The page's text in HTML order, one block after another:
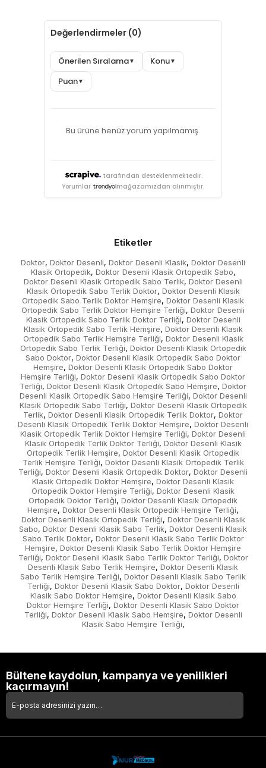
Değerlendirmeler (0)
Önerilen Sıralama▼ Konu▼
Puan▼
Bu ürüne henüz yorum yapılmamış.
tarafından desteklenmektedir.
Yorumlar
mağazamızdan alınmıştır.
Etiketler
Doktor, Doktor Desenli, Doktor Desenli Klasik, Doktor Desenli
Klasik Ortopedik, Doktor Desenli Klasik Ortopedik Sabo,
Doktor Desenli Klasik Ortopedik Sabo Terlik, Doktor Desenli
Klasik Ortopedik Sabo Terlik Doktor, Doktor Desenli Klasik
Ortopedik Sabo Terlik Doktor Hemşire, Doktor Desenli Klasik
Ortopedik Sabo Terlik Doktor Hemşire Terliği, Doktor Desenli
Klasik Ortopedik Sabo Terlik Doktor Terliği, Doktor Desenli
Klasik Ortopedik Sabo Terlik Hemşire, Doktor Desenli Klasik
Ortopedik Sabo Terlik Hemşire Terliği, Doktor Desenli Klasik
Ortopedik Sabo Terlik Terliği, Doktor Desenli Klasik Ortopedik
Sabo Doktor, Doktor Desenli Klasik Ortopedik Sabo Doktor
Hemşire, Doktor Desenli Klasik Ortopedik Sabo Doktor
Hemşire Terliği, Doktor Desenli Klasik Ortopedik Sabo Doktor
Terliği, Doktor Desenli Klasik Ortopedik Sabo Hemşire, Doktor
Desenli Klasik Ortopedik Sabo Hemşire Terliği, Doktor Desenli
Klasik Ortopedik Sabo Terliği, Doktor Desenli Klasik Ortopedik
Terlik, Doktor Desenli Klasik Ortopedik Terlik Doktor, Doktor
Desenli Klasik Ortopedik Terlik Doktor Hemşire, Doktor Desenli
Klasik Ortopedik Terlik Doktor Hemşire Terliği, Doktor Desenli
Klasik Ortopedik Terlik Doktor Terliği, Doktor Desenli Klasik
Ortopedik Terlik Hemşire, Doktor Desenli Klasik Ortopedik
Terlik Hemşire Terliği, Doktor Desenli Klasik Ortopedik Terlik
Terliği, Doktor Desenli Klasik Ortopedik Doktor, Doktor Desenli
Klasik Ortopedik Doktor Hemşire, Doktor Desenli Klasik
Ortopedik Doktor Hemşire Terliği, Doktor Desenli Klasik
Ortopedik Doktor Terliği, Doktor Desenli Klasik Ortopedik
Hemşire, Doktor Desenli Klasik Ortopedik Hemşire Terliği,
Doktor Desenli Klasik Ortopedik Terliği, Doktor Desenli Klasik
Sabo, Doktor Desenli Klasik Sabo Terlik, Doktor Desenli Klasik
Sabo Terlik Doktor, Doktor Desenli Klasik Sabo Terlik Doktor
Hemşire, Doktor Desenli Klasik Sabo Terlik Doktor Hemşire
Terliği, Doktor Desenli Klasik Sabo Terlik Doktor Terliği, Doktor
Desenli Klasik Sabo Terlik Hemşire, Doktor Desenli Klasik
Sabo Terlik Hemşire Terliği, Doktor Desenli Klasik Sabo Terlik
Terliği, Doktor Desenli Klasik Sabo Doktor, Doktor Desenli
Klasik Sabo Doktor Hemşire, Doktor Desenli Klasik Sabo
Doktor Hemşire Terliği, Doktor Desenli Klasik Sabo Doktor
Terliği, Doktor Desenli Klasik Sabo Hemşire, Doktor Desenli
Klasik Sabo Hemşire Terliği,
Bültene kaydolun, kampanya ve yenilikleri
kaçırmayın!